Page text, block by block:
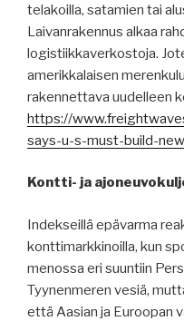
telakoilla, satamien tai
Laivanrakennus alkaa
logistiikkaverkostoja.
amerikkalaisen
rakennettava uudelleen
https://
says-u-s-must-build-
Kontti- ja
Indekseillä epävarma
konttimarkkinoilla, kun
menossa eri suuntiin
Tyynenmeren vesiä,
että Aasian ja Euroopan